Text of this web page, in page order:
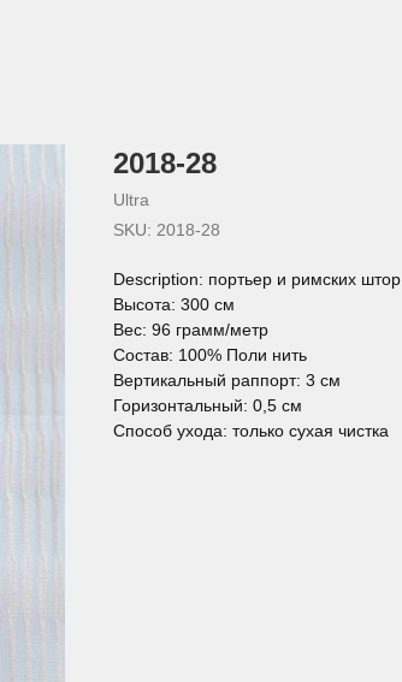
2018-28
Ultra
SKU: 2018-28
Description: портьер и римских штор
Высота: 300 см
Вес: 96 грамм/метр
Состав: 100% Поли нить
Вертикальный раппорт: 3 см
Горизонтальный: 0,5 см
Способ ухода: только сухая чистка